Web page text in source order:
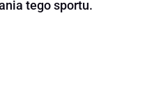
tego sportu.